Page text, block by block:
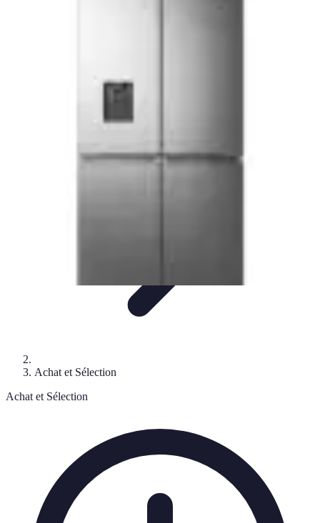
Achat et Sélection
Achat et Sélection